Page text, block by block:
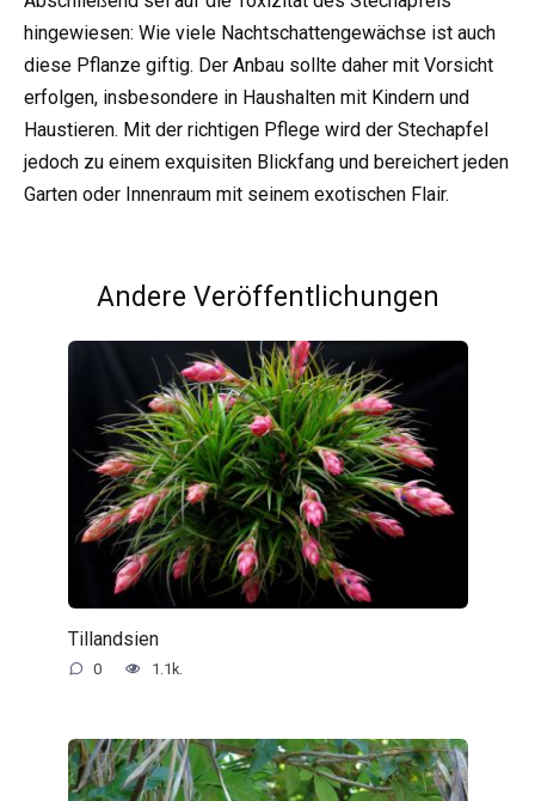
hingewiesen: Wie viele Nachtschattengewächse ist auch
diese Pflanze giftig. Der Anbau sollte daher mit Vorsicht
erfolgen, insbesondere in Haushalten mit Kindern und
Haustieren. Mit der richtigen Pflege wird der Stechapfel
jedoch zu einem exquisiten Blickfang und bereichert jeden
Garten oder Innenraum mit seinem exotischen Flair.
Andere Veröffentlichungen
Tillandsien
0 1.1k.